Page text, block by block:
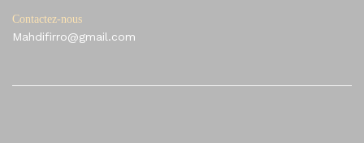
Contactez-nous
Mahdifirro@gmail.com